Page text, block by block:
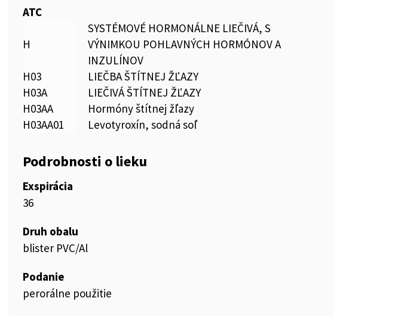
ATC
H
SYSTÉMOVÉ HORMONÁLNE LIEČIVÁ, S
VÝNIMKOU POHLAVNÝCH HORMÓNOV A
INZULÍNOV
H03
LIEČBA ŠTÍTNEJ ŽĽAZY
H03A
LIEČIVÁ ŠTÍTNEJ ŽĽAZY
H03AA
Hormóny štítnej žľazy
H03AA01
Levotyroxín, sodná soľ
Podrobnosti o lieku
Exspirácia
36
Druh obalu
blister PVC/Al
Podanie
perorálne použitie